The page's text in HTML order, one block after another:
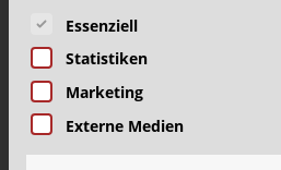
Reklamation & Services
Aktuelles | Pressemitteilungen
Herzlich willkommen im
Es folgt eine Liste der
Essenziell
Statistiken
Marketing
Externe Medien